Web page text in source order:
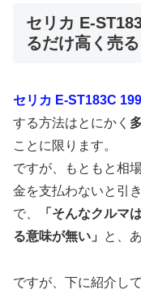
セリカ E-
るだけ高く売る
セリカ E-ST183C
する方法はとにかく
ことに限ります。
ですが、もともと相
金を支払わないと引
で、
「そんなクルマ
る意味が無い」
と、
ですが、下に紹介し